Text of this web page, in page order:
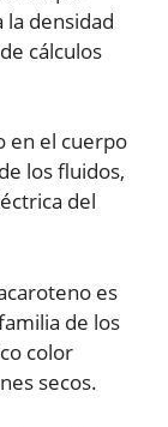
densidad
cálculos
en el cuerpo
los fluidos,
del
es
de los
color
secos.